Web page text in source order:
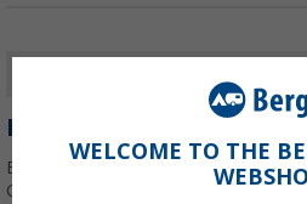
KLEINBATTERIEN
Bei Berger Camping findest du
Geräte im Campingbereich. AA, AAA,
WELCOME TO THE